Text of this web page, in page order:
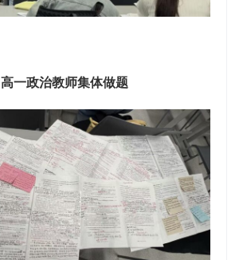
高一政治教师集体做题